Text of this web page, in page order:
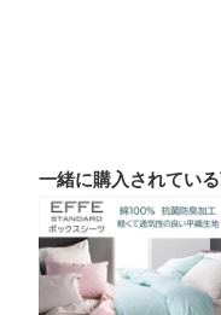
一緒に購入されてい